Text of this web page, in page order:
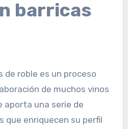
barricas
de roble es un proceso
de muchos vinos
aporta una serie de
que enriquecen su perfil